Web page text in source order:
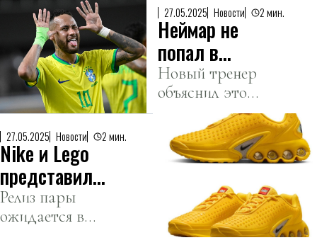
невыполнима»
режиссер Уэйд
Иствуд
рассказал, что
актера
пришлось
выносить на
крайней
усталости.
27.05.2025 Новости 2 мин.
Неймар не
попал в
сборную
Бразилии:
причины
Новый тренер
объяснил это
необходимостью
дать игроку
время на
восстановление
после травмы.
27.05.2025 Новости 2 мин.
Nike и Lego
представили
свою первую
совместную
Релиз пары
ожидается в